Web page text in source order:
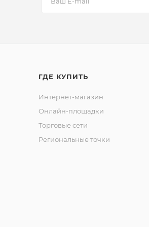
ГДЕ КУПИТЬ
Интернет-магазин
Онлайн-площадки
Торговые сети
Региональные точки